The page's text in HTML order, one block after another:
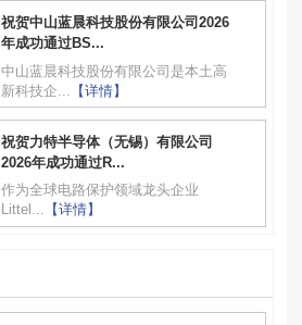
祝贺中山蓝晨科技股份有限公司2026
年成功通过BS...
中山蓝晨科技股份有限公司是本土高
新科技企...
【详情】
祝贺力特半导体（无锡）有限公司
2026年成功通过R...
作为全球电路保护领域龙头企业
Littel... 【详情】